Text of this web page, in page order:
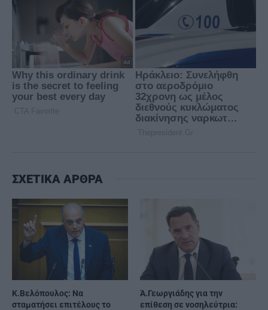
ΣΧΕΤΙΚΑ ΑΡΘΡΑ
Κ.Βελόπουλος: Να
σταματήσει επιτέλους το
Ά.Γεωργιάδης για την
επίθεση σε νοσηλεύτρια: